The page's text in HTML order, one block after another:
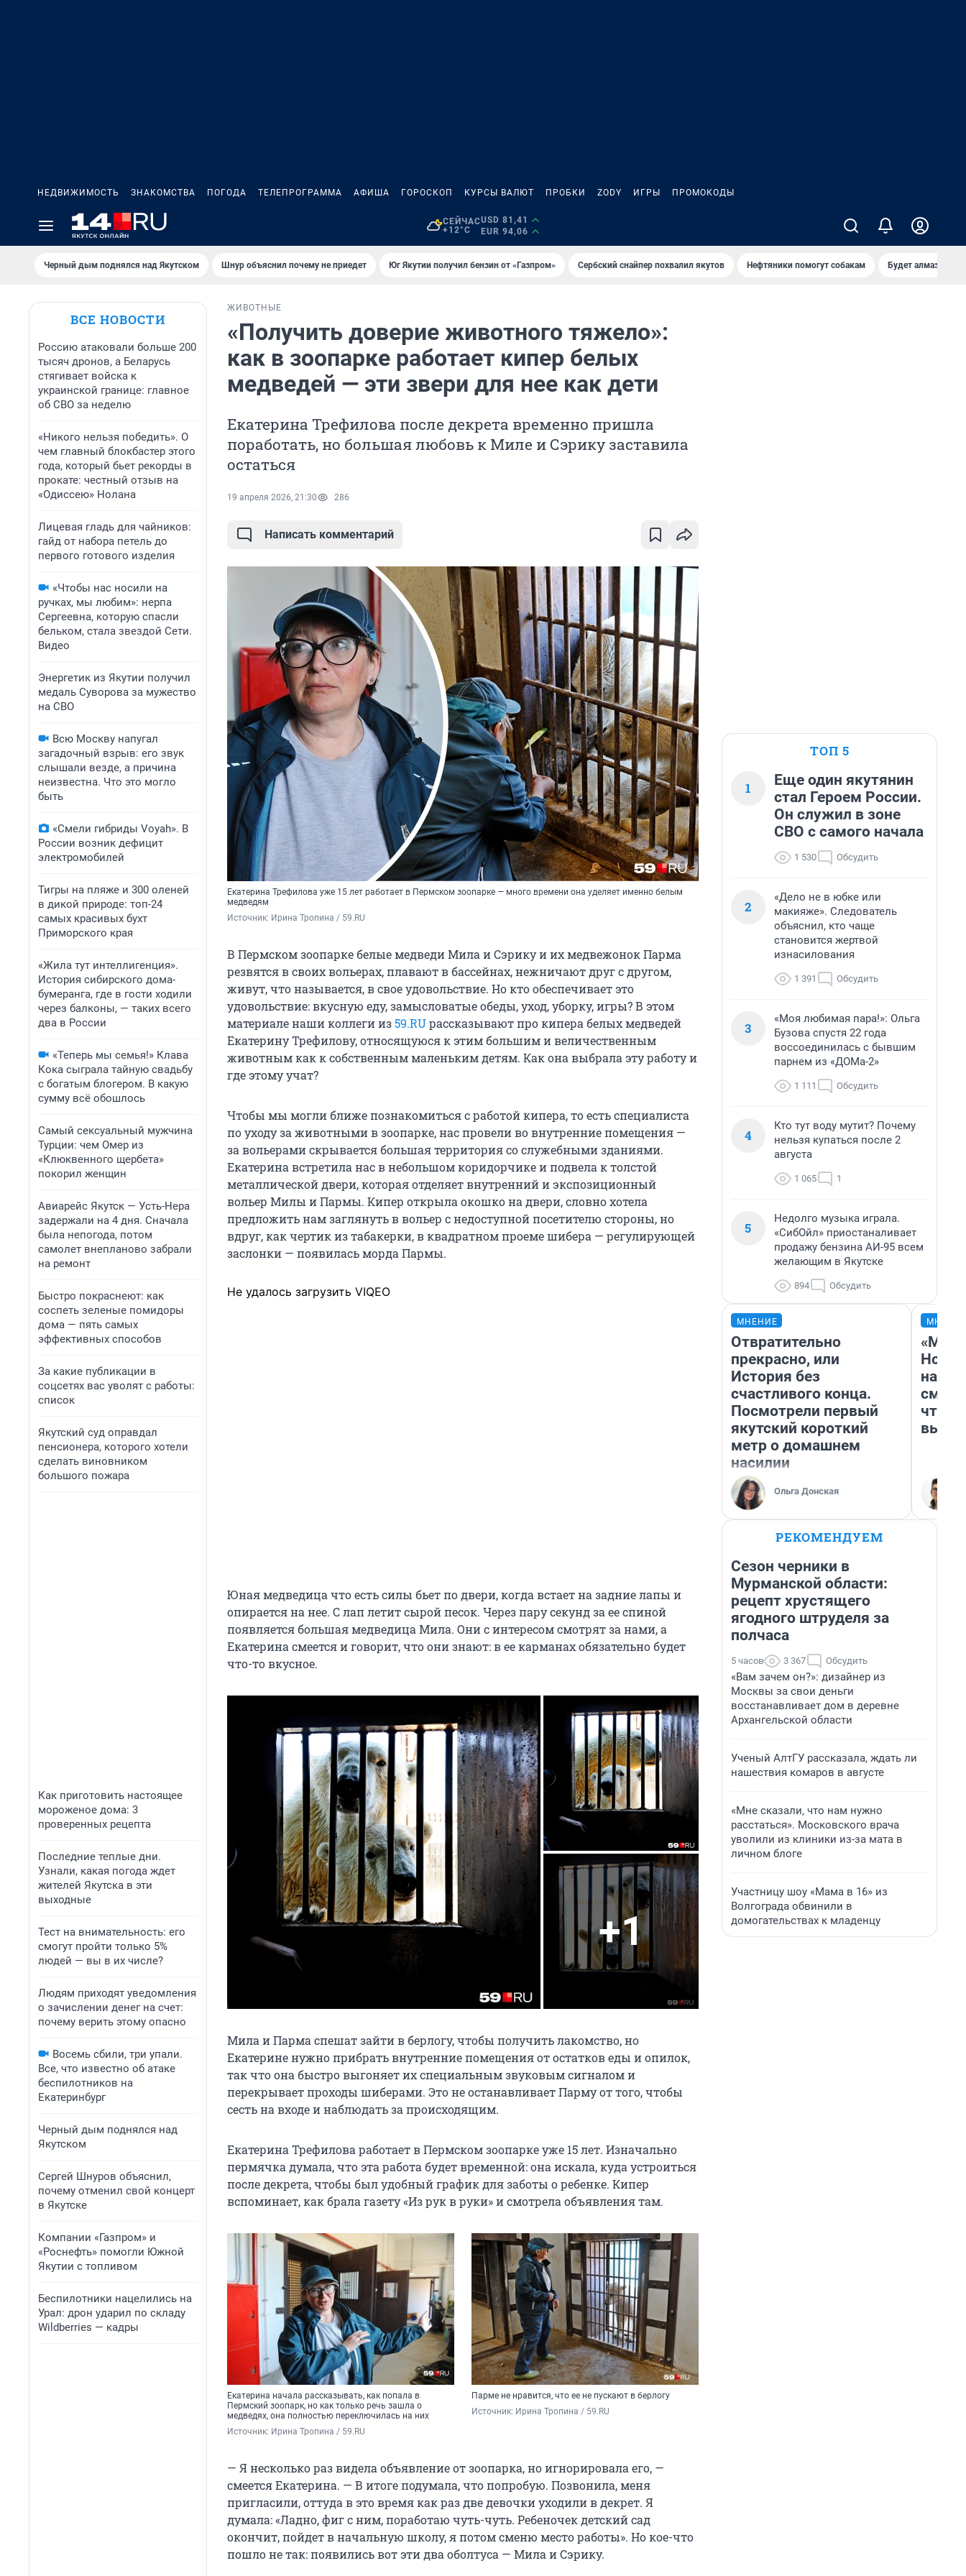
НЕДВИЖИМОСТЬ ЗНАКОМСТВА ПОГОДА ТЕЛЕПРОГРАММА АФИША ГОРОСКОП КУРСЫ ВАЛЮТ ПРОБКИ ZODY ИГРЫ ПРОМОКОДЫ
СЕЙЧАС
+12°C
USD 81,41
EUR 94,06
Черный дым поднялся над Якутском Шнур объяснил почему не приедет Юг Якутии получил бензин от «Газпром» Сербский снайпер похвалил якутов Нефтяники помогут собакам Будет алмазный
ВСЕ НОВОСТИ
Россию атаковали больше 200
тысяч дронов, а Беларусь
стягивает войска к
украинской границе: главное
об СВО за неделю
«Никого нельзя победить». О
чем главный блокбастер этого
года, который бьет рекорды в
прокате: честный отзыв на
«Одиссею» Нолана
Лицевая гладь для чайников:
гайд от набора петель до
первого готового изделия
«Чтобы нас носили на
ручках, мы любим»: нерпа
Сергеевна, которую спасли
бельком, стала звездой Сети.
Видео
Энергетик из Якутии получил
медаль Суворова за мужество
на СВО
Всю Москву напугал
загадочный взрыв: его звук
слышали везде, а причина
неизвестна. Что это могло
быть
«Смели гибриды Voyah». В
России возник дефицит
электромобилей
Тигры на пляже и 300 оленей
в дикой природе: топ-24
самых красивых бухт
Приморского края
«Жила тут интеллигенция».
История сибирского дома-
бумеранга, где в гости ходили
через балконы, — таких всего
два в России
«Теперь мы семья!» Клава
Кока сыграла тайную свадьбу
с богатым блогером. В какую
сумму всё обошлось
Самый сексуальный мужчина
Турции: чем Омер из
«Клюквенного щербета»
покорил женщин
Авиарейс Якутск — Усть-Нера
задержали на 4 дня. Сначала
была непогода, потом
самолет внепланово забрали
на ремонт
Быстро покраснеют: как
соспеть зеленые помидоры
дома — пять самых
эффективных способов
За какие публикации в
соцсетях вас уволят с работы:
список
Якутский суд оправдал
пенсионера, которого хотели
сделать виновником
большого пожара
Как приготовить настоящее
мороженое дома: 3
проверенных рецепта
Последние теплые дни.
Узнали, какая погода ждет
жителей Якутска в эти
выходные
Тест на внимательность: его
смогут пройти только 5%
людей — вы в их числе?
Людям приходят уведомления
о зачислении денег на счет:
почему верить этому опасно
Восемь сбили, три упали.
Все, что известно об атаке
беспилотников на
Екатеринбург
Черный дым поднялся над
Якутском
Сергей Шнуров объяснил,
почему отменил свой концерт
в Якутске
Компании «Газпром» и
«Роснефть» помогли Южной
Якутии с топливом
Беспилотники нацелились на
Урал: дрон ударил по складу
Wildberries — кадры
ЖИВОТНЫЕ
«Получить доверие животного тяжело»:
как в зоопарке работает кипер белых
медведей — эти звери для нее как дети
Екатерина Трефилова после декрета временно пришла
поработать, но большая любовь к Миле и Сэрику заставила
остаться
19 апреля 2026, 21:30 286
Написать комментарий
Екатерина Трефилова уже 15 лет работает в Пермском зоопарке — много времени она уделяет именно белым
медведям
Источник: Ирина Тропина / 59.RU
В Пермском зоопарке белые медведи Мила и Сэрику и их медвежонок Парма
резвятся в своих вольерах, плавают в бассейнах, нежничают друг с другом,
живут, что называется, в свое удовольствие. Но кто обеспечивает это
удовольствие: вкусную еду, замысловатые обеды, уход, уборку, игры? В этом
материале наши коллеги из59.RUрассказывают про кипера белых медведей
Екатерину Трефилову, относящуюся к этим большим и величественным
животным как к собственным маленьким детям. Как она выбрала эту работу и
где этому учат?
Чтобы мы могли ближе познакомиться с работой кипера, то есть специалиста
по уходу за животными в зоопарке, нас провели во внутренние помещения —
за вольерами скрывается большая территория со служебными зданиями.
Екатерина встретила нас в небольшом коридорчике и подвела к толстой
металлической двери, которая отделяет внутренний и экспозиционный
вольер Милы и Пармы. Кипер открыла окошко на двери, словно хотела
предложить нам заглянуть в вольер с недоступной посетителю стороны, но
вдруг, как чертик из табакерки, в квадратном проеме шибера — регулирующей
заслонки — появилась морда Пармы.
Не удалось загрузить VIQEO
Юная медведица что есть силы бьет по двери, когда встает на задние лапы и
опирается на нее. С лап летит сырой песок. Через пару секунд за ее спиной
появляется большая медведица Мила. Они с интересом смотрят за нами, а
Екатерина смеется и говорит, что они знают: в ее карманах обязательно будет
что-то вкусное.
+1
Мила и Парма спешат зайти в берлогу, чтобы получить лакомство, но
Екатерине нужно прибрать внутренние помещения от остатков еды и опилок,
так что она быстро выгоняет их специальным звуковым сигналом и
перекрывает проходы шиберами. Это не останавливает Парму от того, чтобы
сесть на входе и наблюдать за происходящим.
Екатерина Трефилова работает в Пермском зоопарке уже 15 лет. Изначально
пермячка думала, что эта работа будет временной: она искала, куда устроиться
после декрета, чтобы был удобный график для заботы о ребенке. Кипер
вспоминает, как брала газету «Из рук в руки» и смотрела объявления там.
Екатерина начала рассказывать, как попала в
Пермский зоопарк, но как только речь зашла о
медведях, она полностью переключилась на них
Источник: Ирина Тропина / 59.RU
Парме не нравится, что ее не пускают в берлогу
Источник: Ирина Тропина / 59.RU
— Я несколько раз видела объявление от зоопарка, но игнорировала его, —
смеется Екатерина. — В итоге подумала, что попробую. Позвонила, меня
пригласили, оттуда в это время как раз две девочки уходили в декрет. Я
думала: «Ладно, фиг с ним, поработаю чуть-чуть. Ребеночек детский сад
окончит, пойдет в начальную школу, я потом сменю место работы». Но кое-что
пошло не так: появились вот эти два оболтуса — Мила и Сэрику.
ТОП 5
1
Еще один якутянин
стал Героем России.
Он служил в зоне
СВО с самого начала
1 530 Обсудить
2
«Дело не в юбке или
макияже». Следователь
объяснил, кто чаще
становится жертвой
изнасилования
1 391 Обсудить
3
«Моя любимая пара!»: Ольга
Бузова спустя 22 года
воссоединилась с бывшим
парнем из «ДОМа-2»
1 111 Обсудить
4
Кто тут воду мутит? Почему
нельзя купаться после 2
августа
1 065 1
5
Недолго музыка играла.
«СибОйл» приостаналивает
продажу бензина АИ-95 всем
желающим в Якутске
894 Обсудить
МНЕНИЕ
Отвратительно
прекрасно, или
История без
счастливого конца.
Посмотрели первый
якутский короткий
метр о домашнем
насилии
Ольга Донская
«Мы
РЕКОМЕНДУЕМ
Сезон черники в
Мурманской области:
рецепт хрустящего
ягодного штруделя за
полчаса
5 часов 3 367 Обсудить
«Вам зачем он?»: дизайнер из
Москвы за свои деньги
восстанавливает дом в деревне
Архангельской области
Ученый АлтГУ рассказала, ждать ли
нашествия комаров в августе
«Мне сказали, что нам нужно
расстаться». Московского врача
уволили из клиники из-за мата в
личном блоге
Участницу шоу «Мама в 16» из
Волгограда обвинили в
домогательствах к младенцу